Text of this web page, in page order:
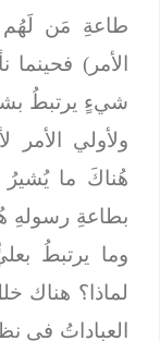
طاعةِ مَن لَهُم
الأمر) فحينما
شيءٍ يرتبطُ
ولأولي الأمر
هُناكَ ما يُشيرُ
بطاعةِ رسولهِ
وما يرتبطُ
لماذا؟ هناك
العباداتُ في